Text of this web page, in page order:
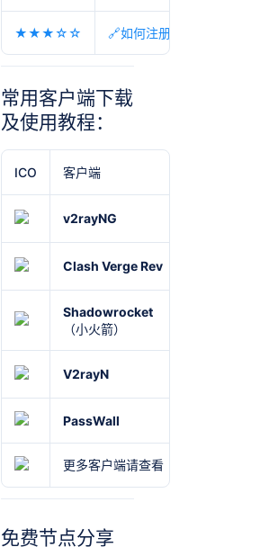
★★★☆☆ 🔗如何注册机场？机场节点
常用客户端下载
及使用教程：
ICO 客户端
v2rayNG
Clash Verge Rev
Shadowrocket
（小火箭）
V2rayN
PassWall
更多客户端请查看《
免费节点分享